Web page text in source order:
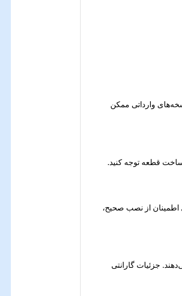
وارداتی ممکن
ساخت قطعه توجه کنید.
اطمینان از نصب صحیح،
جزئیات گارانتی